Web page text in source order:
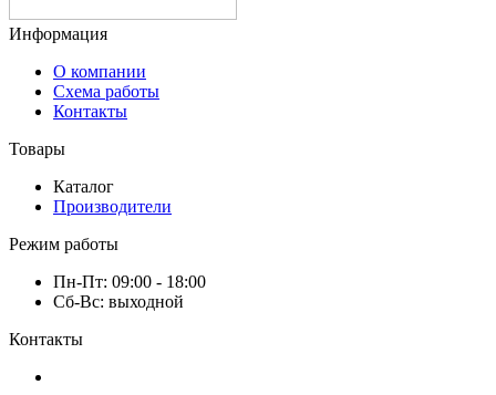
О компании
Схема работы
Каталог
Пн-Пт: 09:00 - 18:00